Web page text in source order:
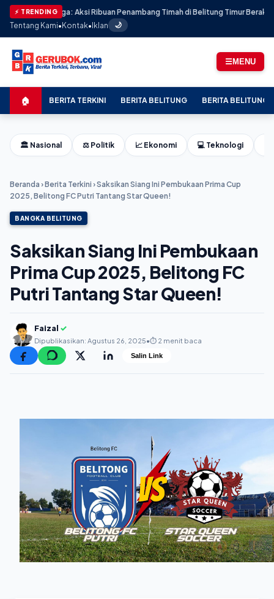
⚡ TRENDING
Harga: Aksi Ribuan Penambang Timah di Belitung Timur Berakhir
Tentang Kami•Kontak•Iklan 🌙
☰MENU
🏠 BERITA TERKINI BERITA BELITUNG BERITA BELITUNG
🏛️ Nasional ⚖️ Politik 📈 Ekonomi 💻 Teknologi
Beranda ›Berita Terkini ›Saksikan Siang Ini Pembukaan Prima Cup
2025, Belitong FC Putri Tantang Star Queen!
BANGKA BELITUNG
Saksikan Siang Ini Pembukaan
Prima Cup 2025, Belitong FC
Putri Tantang Star Queen!
Faizal ✓
Dipublikasikan: Agustus 26, 2025•⏱️ 2 menit baca
Salin Link